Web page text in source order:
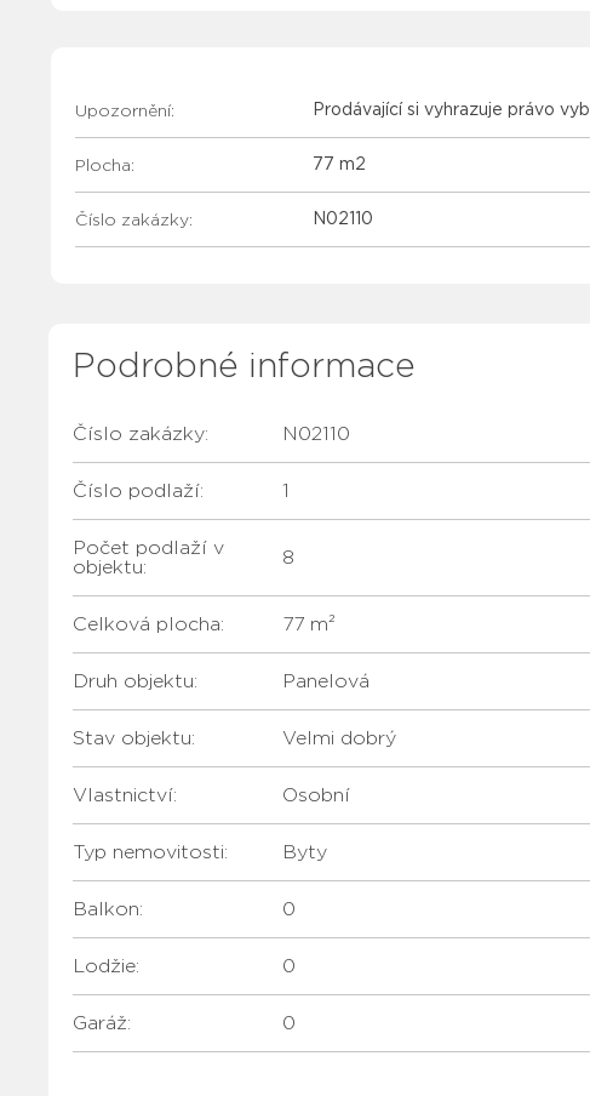
Upozornění: Prodávající si vyhrazuje právo
Plocha: 77 m2
Číslo zakázky: N02110
Podrobné informace
Číslo zakázky: N02110
Číslo podlaží: 1
Počet podlaží v
objektu:
8
Celková plocha: 77 m²
Druh objektu: Panelová
Stav objektu: Velmi dobrý
Vlastnictví: Osobní
Typ nemovitosti: Byty
Balkon: 0
Lodžie: 0
Garáž: 0